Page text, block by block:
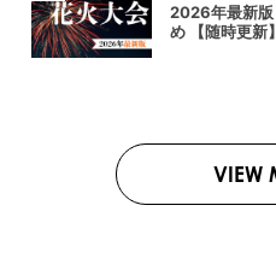
2026年最新版
め 【随時更新】
VIEW